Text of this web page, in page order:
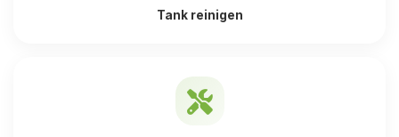
Tank reinigen